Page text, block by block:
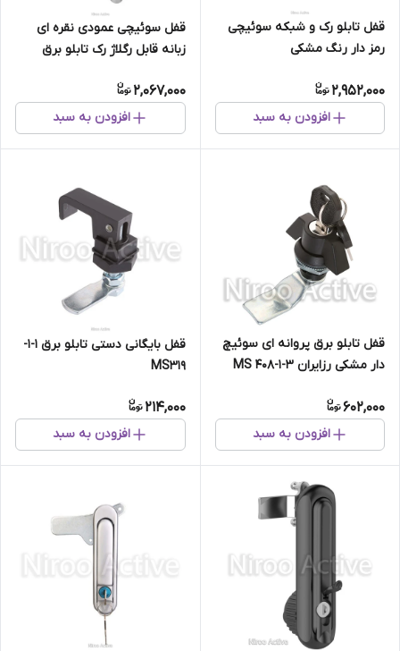
قفل تابلو رک و شبکه سوئیچی
رمز دار رنگ مشکی
2,952,000
افزودن به سبد
قفل سوئیچی عمودی نقره ای
زبانه قابل رگلاژ رک تابلو برق
2,067,000
افزودن به سبد
قفل تابلو برق پروانه ای سوئیچ
دار مشکی رزایران MS ۴۰۸-۱-۳
602,000
افزودن به سبد
قفل بایگانی دستی تابلو برق 1-1-
MS319
214,000
افزودن به سبد